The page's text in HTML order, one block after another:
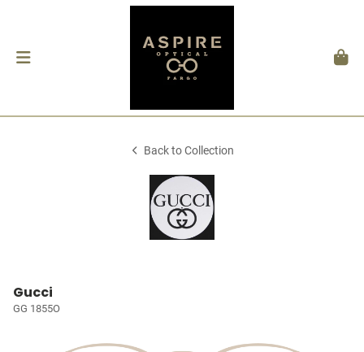
Back to Collection
Gucci
GG 1855O